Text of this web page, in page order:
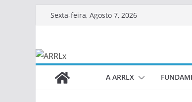
Sexta-feira, Agosto 7, 2026
A ARRLX